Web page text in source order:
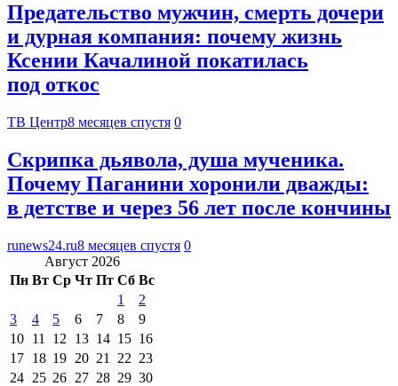
Предательство мужчин, смерть дочери
и дурная компания: почему жизнь
Ксении Качалиной покатилась
под откос
ТВ Центр8 месяцев спустя 0
Скрипка дьявола, душа мученика.
Почему Паганини хоронили дважды:
в детстве и через 56 лет после кончины
runews24.ru8 месяцев спустя 0
Август 2026
Пн Вт Ср Чт Пт Сб Вс
1
2
3
4 5 6 7 8
9
10 11 12 13 14 15 16
17 18 19 20 21 22 23
24 25 26 27 28 29 30